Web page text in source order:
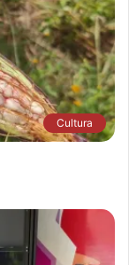
Cultura